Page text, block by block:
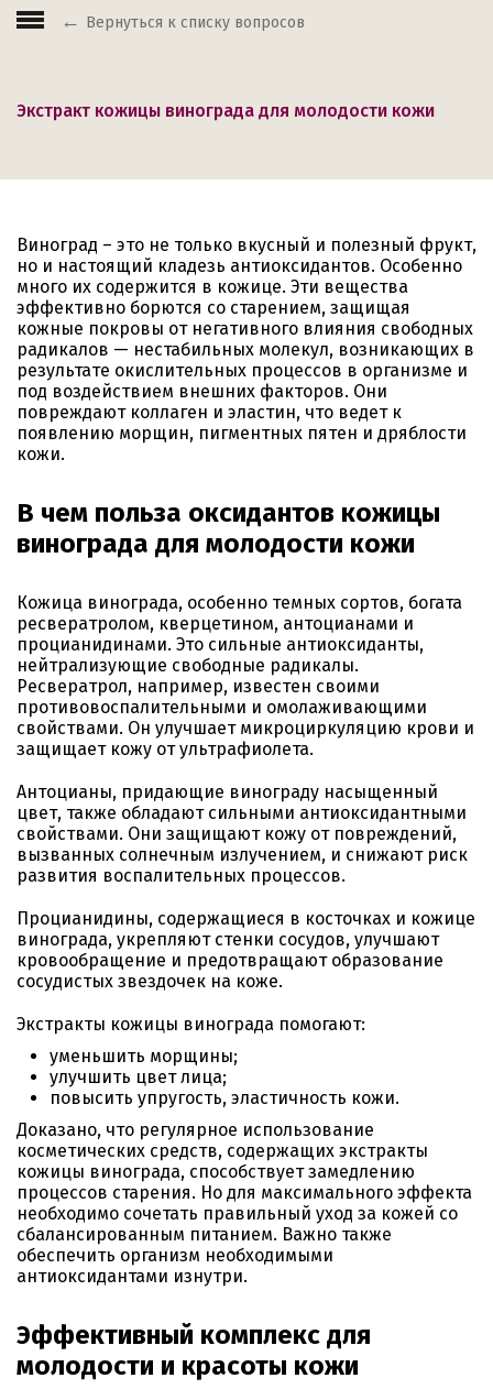
Вернуться к списку вопросов
Экстракт кожицы винограда для молодости кожи
Виноград – это не только вкусный и полезный фрукт,
но и настоящий кладезь антиоксидантов. Особенно
много их содержится в кожице. Эти вещества
эффективно борются со старением, защищая
кожные покровы от негативного влияния свободных
радикалов — нестабильных молекул, возникающих в
результате окислительных процессов в организме и
под воздействием внешних факторов. Они
повреждают коллаген и эластин, что ведет к
появлению морщин, пигментных пятен и дряблости
кожи.
В чем польза оксидантов кожицы
винограда для молодости кожи
Кожица винограда, особенно темных сортов, богата
ресвератролом, кверцетином, антоцианами и
процианидинами. Это сильные антиоксиданты,
нейтрализующие свободные радикалы.
Ресвератрол, например, известен своими
противовоспалительными и омолаживающими
свойствами. Он улучшает микроциркуляцию крови и
защищает кожу от ультрафиолета.
Антоцианы, придающие винограду насыщенный
цвет, также обладают сильными антиоксидантными
свойствами. Они защищают кожу от повреждений,
вызванных солнечным излучением, и снижают риск
развития воспалительных процессов.
Процианидины, содержащиеся в косточках и кожице
винограда, укрепляют стенки сосудов, улучшают
кровообращение и предотвращают образование
сосудистых звездочек на коже.
Экстракты кожицы винограда помогают:
уменьшить морщины;
улучшить цвет лица;
повысить упругость, эластичность кожи.
Доказано, что регулярное использование
косметических средств, содержащих экстракты
кожицы винограда, способствует замедлению
процессов старения. Но для максимального эффекта
необходимо сочетать правильный уход за кожей со
сбалансированным питанием. Важно также
обеспечить организм необходимыми
антиоксидантами изнутри.
Эффективный комплекс для
молодости и красоты кожи